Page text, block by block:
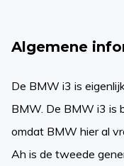
Algemene
De BMW i3 is
BMW. De BMW i3 is
omdat BMW hier al
Ah is de tweede